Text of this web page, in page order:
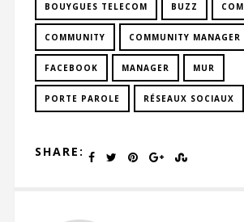
BOUYGUES TELECOM BUZZ
COMMUNITY COMMUNITY MANAGER
FACEBOOK MANAGER MUR
PORTE PAROLE RÉSEAUX SOCIAUX
SHARE: